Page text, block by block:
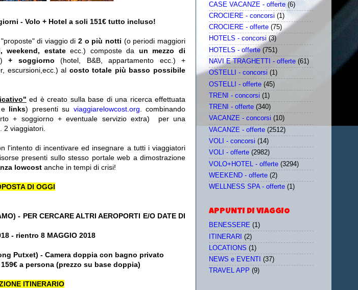
- Volo + Hotel a soli 151€ tutto incluso!
di viaggio di2 o più notti (o periodi maggiori
weekend, estateecc.) composte da un mezzo di
+ soggiorno (hotel, B&B, appartamento ecc.) +
escursioni,ecc.) al costo totale più basso possibile
ed è creato sulla base di una ricerca effettuata
e links) presenti su viaggiarelowcost.org . combinando
+ soggiorno + eventuale servizio extra)
per una
2 viaggiatori.
l'intento di incentivare ed insegnare a tutti i viaggiatori
presenti sullo stesso portale web a dimostrazione
lowcost anche in tempi di crisi!
DI OGGI
- PER CERCARE ALTRI AEROPORTI E/O DATE DI
- rientro 8 MAGGIO 2018
Putxet) - Camera doppia con bagno privato
159€ a persona (prezzo su base doppia)
ITINERARIO
CASE VACANZE - offerte (6)
CROCIERE - concorsi (1)
CROCIERE - offerte (75)
HOTELS - concorsi (3)
HOTELS - offerte (751)
NAVI E TRAGHETTI - offerte (61)
OSTELLI - concorsi (1)
OSTELLI - offerte (45)
TRENI - concorsi (1)
TRENI - offerte (340)
VACANZE - concorsi (10)
VACANZE - offerte (2512)
VOLI - concorsi (14)
VOLI - offerte (2982)
VOLO+HOTEL - offerte (3294)
WEEKEND - offerte (2)
WELLNESS SPA - offerte (1)
APPUNTI DI VIAGGIO
BENESSERE (1)
ITINERARI (2)
LOCATIONS (1)
NEWS e EVENTI
(37)
TRAVEL APP (9)